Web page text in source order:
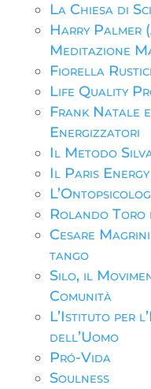
La Chiesa di
Harry Palmer
Meditazione
Fiorella
Life Quality
Frank Natale
Energizzatori
Il Metodo
Il Paris
Rolando Toro
Cesare
tango
Silo, il
Comunità
L’Istituto per
dell’Uomo
Pró-Vida
Soulness